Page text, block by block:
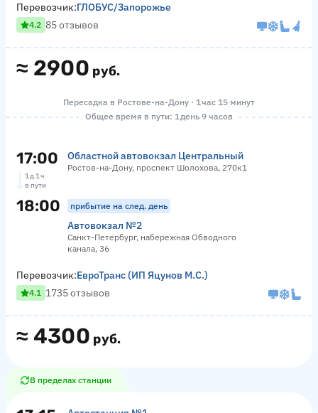
≈ 2900 руб.
Перевозчик:ГЛОБУС/Запорожье
4.2 85 отзывов
Пересадка в Ростове-на-Дону · 1 час 15 минут
Общее время в пути: 1 день 9 часов
17:00 Областной автовокзал Центральный
Ростов-на-Дону, проспект Шолохова, 270к1
1 д 1 ч
в пути
18:00 прибытие на след. день
Автовокзал №2
Санкт-Петербург, набережная Обводного
канала, 36
≈ 4300 руб.
Перевозчик:ЕвроТранс (ИП Яцунов М.С.)
4.1 1735 отзывов
В пределах станции